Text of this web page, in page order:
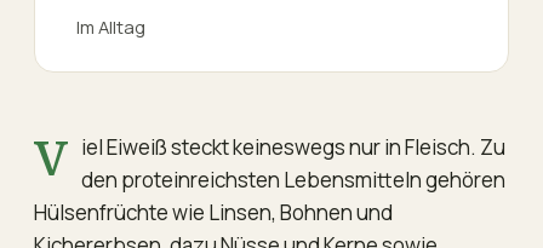
Viel Eiweiß steckt keineswegs nur in Fleisch. Zu den proteinreichsten Lebensmitteln gehören
Hülsenfrüchte wie Linsen, Bohnen und
Im Alltag